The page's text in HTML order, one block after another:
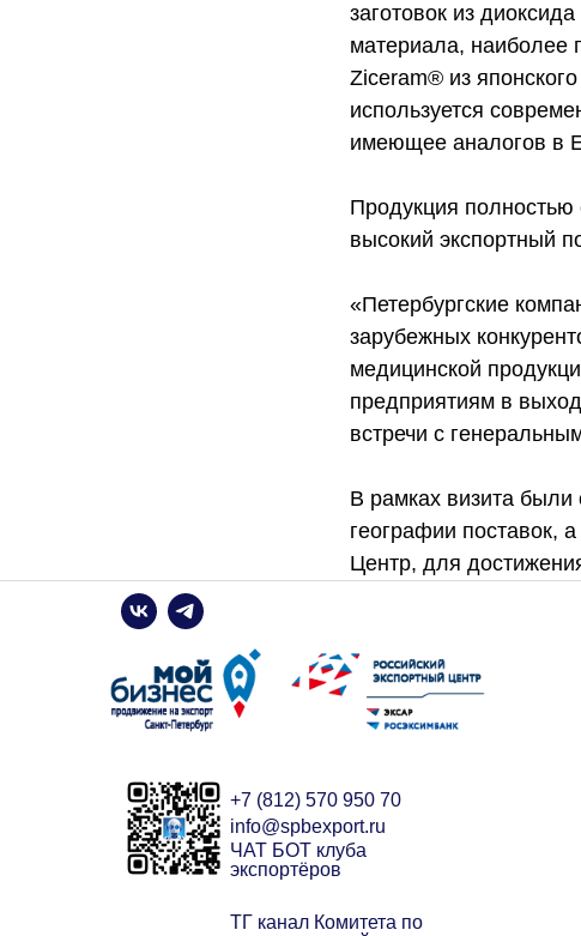
заготовок из
материала, наиболее
Ziceram® из
используется
имеющее аналогов в
Продукция полностью
высокий экспортный
«Петербургские
зарубежных
медицинской
предприятиям в
встречи с
В рамках визита
географии поставок,
Центр, для
+7 (812) 570 950 70
info@spbexport.ru
ЧАТ БОТ клуба
экспортёров
ТГ канал Комитета по